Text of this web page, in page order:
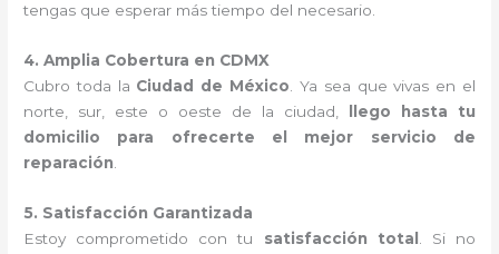
tengas que esperar más tiempo del necesario.
4. Amplia Cobertura en CDMX
Cubro toda la Ciudad de México . Ya sea que vivas en el
norte, sur, este o oeste de la ciudad,
llego hasta tu
domicilio para ofrecerte el mejor servicio de
reparación
5. Satisfacción Garantizada
Estoy comprometido con tu satisfacción total
. Si no